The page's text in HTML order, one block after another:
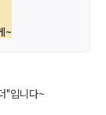
~
"입니다~